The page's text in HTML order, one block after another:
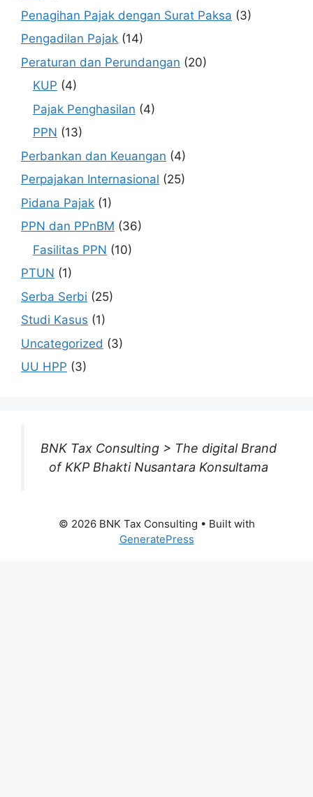
Penagihan Pajak dengan Surat Paksa (3)
Pengadilan Pajak (14)
Peraturan dan Perundangan (20)
KUP (4)
Pajak Penghasilan (4)
PPN (13)
Perbankan dan Keuangan (4)
Perpajakan Internasional (25)
Pidana Pajak (1)
PPN dan PPnBM (36)
Fasilitas PPN (10)
PTUN (1)
Serba Serbi (25)
Studi Kasus (1)
Uncategorized (3)
UU HPP (3)
BNK Tax Consulting > The digital Brand
of KKP Bhakti Nusantara Konsultama
© 2026 BNK Tax Consulting • Built with
GeneratePress